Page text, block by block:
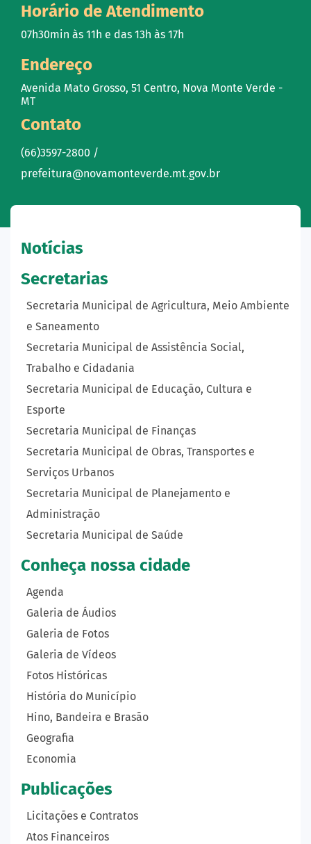
Horário de Atendimento
07h30min às 11h e das 13h às 17h
Endereço
Avenida Mato Grosso, 51 Centro, Nova Monte Verde -
MT
Contato
(66)3597-2800 /
prefeitura@novamonteverde.mt.gov.br
Notícias
Secretarias
Secretaria Municipal de Agricultura, Meio Ambiente
e Saneamento
Secretaria Municipal de Assistência Social,
Trabalho e Cidadania
Secretaria Municipal de Educação, Cultura e
Esporte
Secretaria Municipal de Finanças
Secretaria Municipal de Obras, Transportes e
Serviços Urbanos
Secretaria Municipal de Planejamento e
Administração
Secretaria Municipal de Saúde
Conheça nossa cidade
Agenda
Galeria de Áudios
Galeria de Fotos
Galeria de Vídeos
Fotos Históricas
História do Município
Hino, Bandeira e Brasão
Geografia
Economia
Publicações
Licitações e Contratos
Atos Financeiros